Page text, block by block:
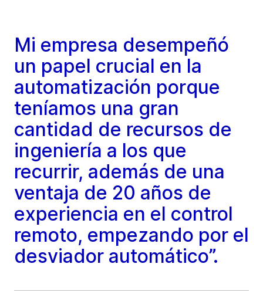
Mi empresa desempeñó
un papel crucial en la
automatización porque
teníamos una gran
cantidad de recursos de
ingeniería a los que
recurrir, además de una
ventaja de 20 años de
experiencia en el control
remoto, empezando por el
desviador automático”.